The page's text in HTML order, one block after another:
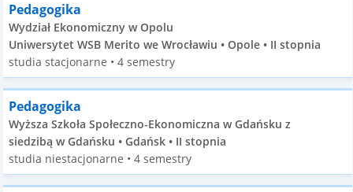
Pedagogika
Wydział Ekonomiczny w Opolu
Uniwersytet WSB Merito we Wrocławiu • Opole • II stopnia
studia stacjonarne • 4 semestry
Pedagogika
Wyższa Szkoła Społeczno-Ekonomiczna w Gdańsku z
siedzibą w Gdańsku • Gdańsk • II stopnia
studia niestacjonarne • 4 semestry